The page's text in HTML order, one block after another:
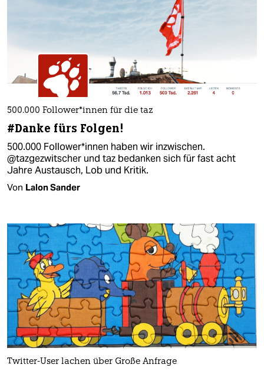
500.000 Follower*innen für die taz
#Danke fürs Folgen!
500.000 Follower*innen haben wir inzwischen.
@tazgezwitscher und taz bedanken sich für fast acht
Jahre Austausch, Lob und Kritik.
Von Lalon Sander
Twitter-User lachen über Große Anfrage